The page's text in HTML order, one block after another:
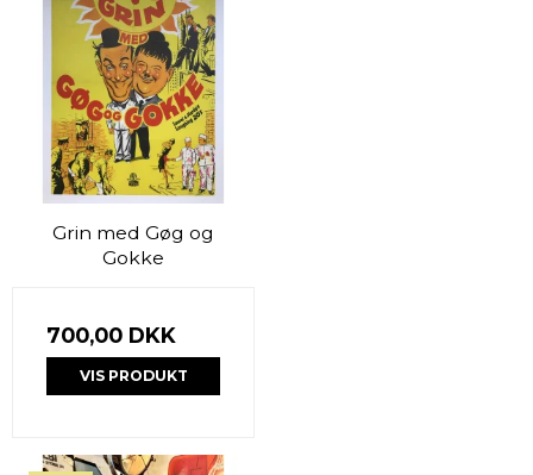
Grin med Gøg og
Gokke
700,00 DKK
VIS PRODUKT